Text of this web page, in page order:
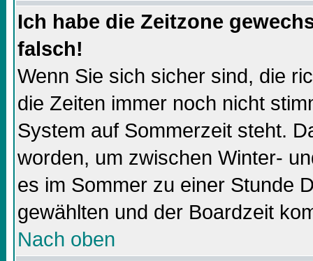
Ich habe die Zeitzone
falsch!
Wenn Sie sich sicher sind, die
die Zeiten immer noch nicht
System auf Sommerzeit steht.
worden, um zwischen Winter-
es im Sommer zu einer Stunde
gewählten und der Boardzeit
Nach oben